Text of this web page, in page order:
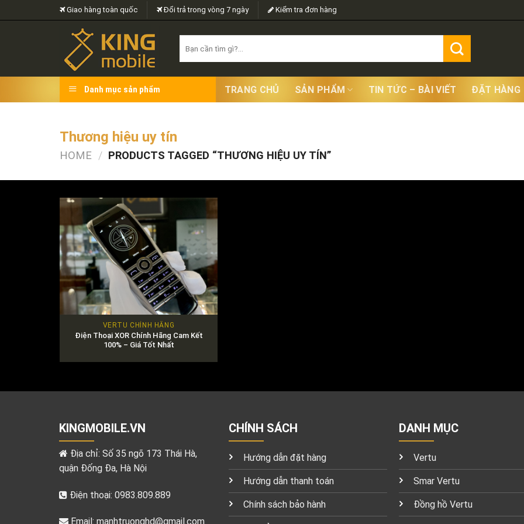
to
Giao hàng toàn quốc Đổi trả trong vòng 7 ngày Kiểm tra đơn hàng
for:
Danh mục sản phẩm TRANG CHỦ SẢN PHẨM TIN TỨC – BÀI VIẾT ĐẶT HÀNG
Thương hiệu uy tín
HOME / PRODUCTS TAGGED “THƯƠNG HIỆU UY TÍN”
VERTU CHÍNH HÃNG
Điện Thoại XOR Chính Hãng Cam Kết
100% – Giá Tốt Nhất
KINGMOBILE.VN
Địa chỉ: Số 35 ngõ 173 Thái Hà,
quận Đống Đa, Hà Nội
Điện thoại: 0983.809.889
Email: manhtruonghd@gmail.com
CHÍNH SÁCH
Hướng dẫn đặt hàng
Hướng dẫn thanh toán
Chính sách bảo hành
DANH MỤC
Vertu
Smar Vertu
Đồng hồ Vertu